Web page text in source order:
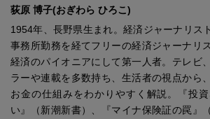
荻原 博子(おぎわら ひろこ)
1954年、長野県生まれ。経済ジャーナリス
事務所勤務を経てフリーの経済ジャーナリ
経済のパイオニアにして第一人者。テレビ
ラーや連載を多数持ち、生活者の視点から
お金の仕組みをわかりやすく解説。『投
い』（新潮新書）、『マイナ保険証の罠』